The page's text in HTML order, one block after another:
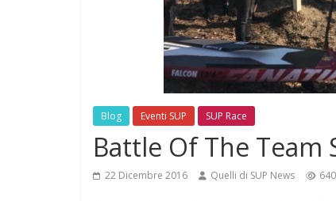
Blog Eventi SUP SUP Race
Battle Of The Team
22 Dicembre 2016 Quelli di SUP News